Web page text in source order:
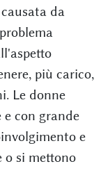
da
più carico,
Le donne
e con grande
e
o si mettono